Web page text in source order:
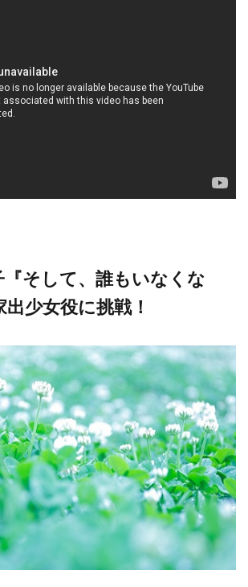
『そして、誰もいなくな
少女役に挑戦！